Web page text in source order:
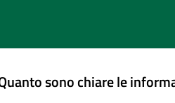
sono chiare le